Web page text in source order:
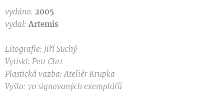
vydáno: 2005
vydal: Artemis
Litografie: Jiří Suchý
Vytiskl: Petr Chrt
Plastická vazba: Ateliér Krupka
Vyšlo: 70 signovaných exemplářů